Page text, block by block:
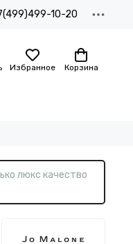
10-20
Избранное Корзина
люкс качество